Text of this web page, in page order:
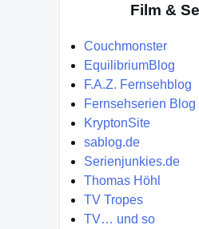
Film &
Couchmonster
EquilibriumBlog
F.A.Z. Fernsehblog
Fernsehserien Blog
KryptonSite
sablog.de
Serienjunkies.de
Thomas Höhl
TV Tropes
TV… und so